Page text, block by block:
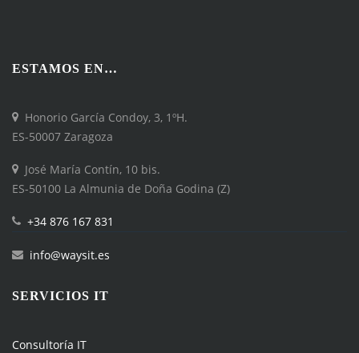
ESTAMOS EN…
Honorio García Condoy, 3, 1ºH.
ES-50007 Zaragoza
José María Contín, 10 bis.
ES-50100 La Almunia de Doña Godina (Z)
+34 876 167 831
info@waysit.es
SERVICIOS IT
Consultoría IT